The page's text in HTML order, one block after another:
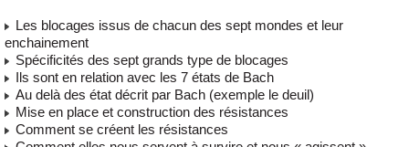
Les blocages issus de chacun des sept mondes et leur
enchainement
Spécificités des sept grands type de blocages
Ils sont en relation avec les 7 états de Bach
Au delà des état décrit par Bach (exemple le deuil)
Mise en place et construction des résistances
Comment se créent les résistances